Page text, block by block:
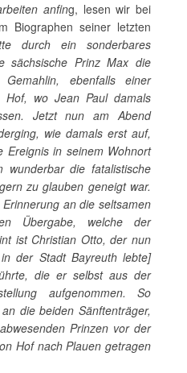
anfing, lesen wir bei
Biographen seiner letzten
durch ein sonderbares
sächsische Prinz Max die
ebenfalls einer
Hof, wo Jean Paul damals
Jetzt nun am Abend
wie damals erst auf,
Ereignis in seinem Wohnort
wunderbar die fatalistische
zu glauben geneigt war.
an die seltsamen
Übergabe, welche der
ist Christian Otto, der nun
der Stadt Bayreuth lebte]
die er selbst aus der
aufgenommen. So
die beiden Sänftenträger,
Prinzen vor der
Hof nach Plauen getragen